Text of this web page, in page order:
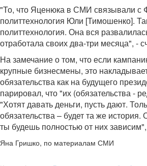
"То, что Яценюка в СМИ связывали с
политтехнология Юли [Тимошенко].
политтехнология. Она вся
отработала своих два-три месяца", -
На замечание о том, что если
крупные бизнесмены, это
обязательства как на будущего
парировал, что "их (обязательства -
"Хотят давать деньги, пусть дают.
обязательства – будет та же история.
ты будешь полностью от них
Яна Гришко, по материалам СМИ